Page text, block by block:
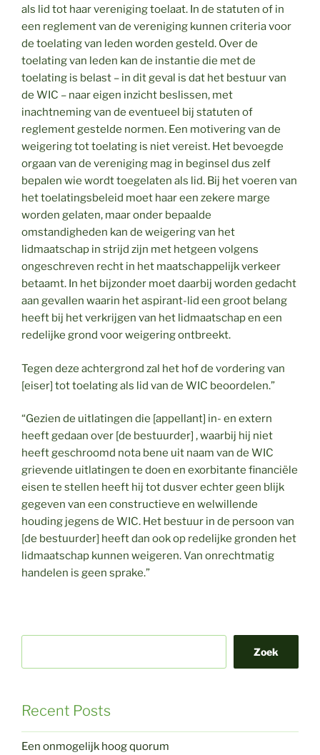
als lid tot haar vereniging toelaat. In de statuten of in
een reglement van de vereniging kunnen criteria voor
de toelating van leden worden gesteld. Over de
toelating van leden kan de instantie die met de
toelating is belast – in dit geval is dat het bestuur van
de WIC – naar eigen inzicht beslissen, met
inachtneming van de eventueel bij statuten of
reglement gestelde normen. Een motivering van de
weigering tot toelating is niet vereist. Het bevoegde
orgaan van de vereniging mag in beginsel dus zelf
bepalen wie wordt toegelaten als lid. Bij het voeren van
het toelatingsbeleid moet haar een zekere marge
worden gelaten, maar onder bepaalde
omstandigheden kan de weigering van het
lidmaatschap in strijd zijn met hetgeen volgens
ongeschreven recht in het maatschappelijk verkeer
betaamt. In het bijzonder moet daarbij worden gedacht
aan gevallen waarin het aspirant-lid een groot belang
heeft bij het verkrijgen van het lidmaatschap en een
redelijke grond voor weigering ontbreekt.
Tegen deze achtergrond zal het hof de vordering van
[eiser] tot toelating als lid van de WIC beoordelen.”
“Gezien de uitlatingen die [appellant] in- en extern
heeft gedaan over [de bestuurder] , waarbij hij niet
heeft geschroomd nota bene uit naam van de WIC
grievende uitlatingen te doen en exorbitante financiële
eisen te stellen heeft hij tot dusver echter geen blijk
gegeven van een constructieve en welwillende
houding jegens de WIC. Het bestuur in de persoon van
[de bestuurder] heeft dan ook op redelijke gronden het
lidmaatschap kunnen weigeren. Van onrechtmatig
handelen is geen sprake.”
Zoek
Recent Posts
Een onmogelijk hoog quorum